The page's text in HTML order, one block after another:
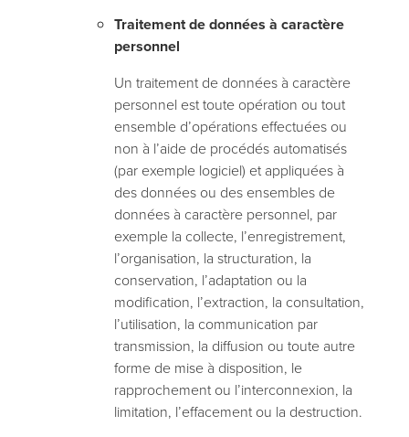
Traitement de données à caractère
personnel
Un traitement de données à caractère
personnel est toute opération ou tout
ensemble d’opérations effectuées ou
non à l’aide de procédés automatisés
(par exemple logiciel) et appliquées à
des données ou des ensembles de
données à caractère personnel, par
exemple la collecte, l’enregistrement,
l’organisation, la structuration, la
conservation, l’adaptation ou la
modification, l’extraction, la consultation,
l’utilisation, la communication par
transmission, la diffusion ou toute autre
forme de mise à disposition, le
rapprochement ou l’interconnexion, la
limitation, l’effacement ou la destruction.